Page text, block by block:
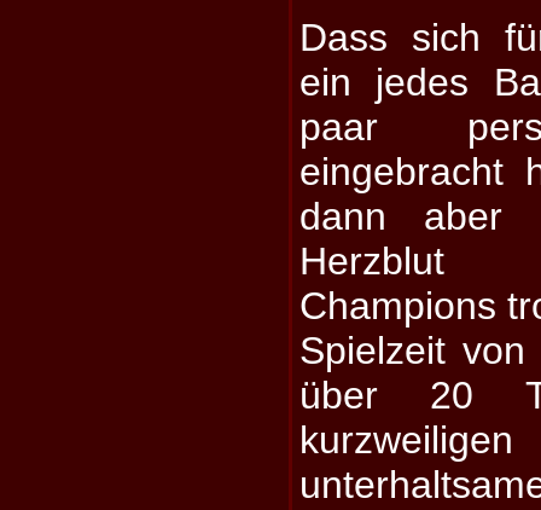
Dass sich
ein jedes
paar
eingebracht
dann aber
Herzblut
Champions
Spielzeit
über 20